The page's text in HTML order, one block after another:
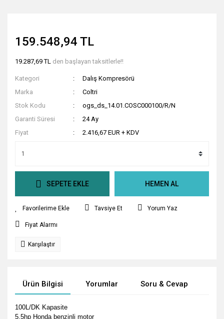
159.548,94 TL
19.287,69 TL den başlayan taksitlerle!!
Kategori
Dalış Kompresörü
Marka
Coltri
Stok Kodu
ogs_ds_14.01.COSC000100/R/N
Garanti Süresi
24 Ay
Fiyat
2.416,67 EUR + KDV
SEPETE EKLE HEMEN AL
Tavsiye Et Yorum Yaz
Fiyat Alarmı
Karşılaştır
Ürün Bilgisi Yorumlar Soru & Cevap
100L/DK Kapasite
5,5hp Honda benzinli motor